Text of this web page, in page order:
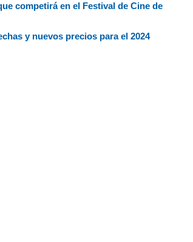
competirá en el Festival de Cine de
y nuevos precios para el 2024